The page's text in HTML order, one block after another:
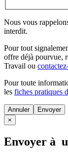
Nous vous
interdit.
Pour tout
offre déjà pourvue,
Travail ou
Pour toute
les fiches pratiques
Annuler
×
Envoyer à